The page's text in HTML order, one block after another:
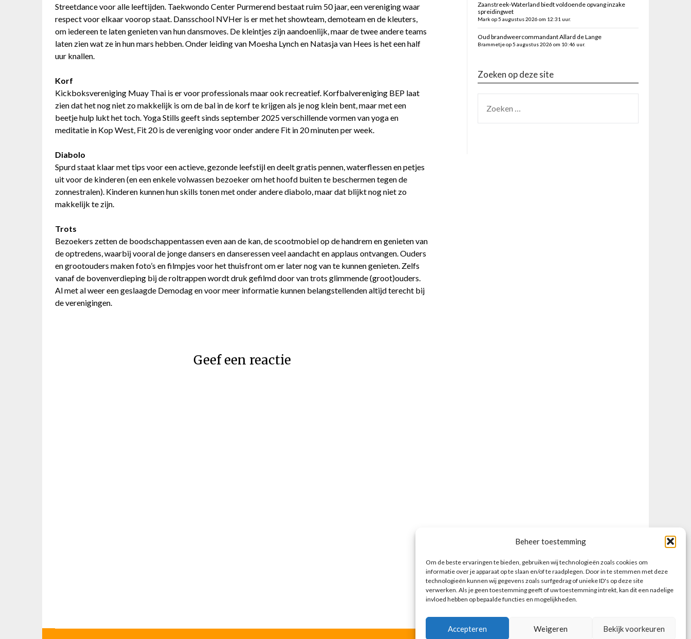
Beheer toestemming
Om de beste ervaringen te bieden, gebruiken wij technologieën zoals cookies om
informatie over je apparaat op te slaan en/of te raadplegen. Door in te stemmen met deze
technologieën kunnen wij gegevens zoals surfgedrag of unieke ID's op deze site
verwerken. Als je geen toestemming geeft of uw toestemming intrekt, kan dit een nadelige
invloed hebben op bepaalde functies en mogelijkheden.
Accepteren Weigeren Bekijk voorkeuren
Streetdance voor alle leeftijden. Taekwondo Center Purmerend bestaat ruim 50 jaar, een vereniging waar
respect voor elkaar voorop staat. Dansschool NVHer is er met het showteam, demoteam en de kleuters,
om iedereen te laten genieten van hun dansmoves. De kleintjes zijn aandoenlijk, maar de twee andere teams
laten zien wat ze in hun mars hebben. Onder leiding van Moesha Lynch en Natasja van Hees is het een half
uur knallen.
Korf
Kickboksvereniging Muay Thai is er voor professionals maar ook recreatief. Korfbalvereniging BEP laat
zien dat het nog niet zo makkelijk is om de bal in de korf te krijgen als je nog klein bent, maar met een
beetje hulp lukt het toch. Yoga Stills geeft sinds september 2025 verschillende vormen van yoga en
meditatie in Kop West, Fit 20 is de vereniging voor onder andere Fit in 20 minuten per week.
Diabolo
Spurd staat klaar met tips voor een actieve, gezonde leefstijl en deelt gratis pennen, waterflessen en petjes
uit voor de kinderen (en een enkele volwassen bezoeker om het hoofd buiten te beschermen tegen de
zonnestralen). Kinderen kunnen hun skills tonen met onder andere diabolo, maar dat blijkt nog niet zo
makkelijk te zijn.
Trots
Bezoekers zetten de boodschappentassen even aan de kan, de scootmobiel op de handrem en genieten van
de optredens, waarbij vooral de jonge dansers en danseressen veel aandacht en applaus ontvangen. Ouders
en grootouders maken foto’s en filmpjes voor het thuisfront om er later nog van te kunnen genieten. Zelfs
vanaf de bovenverdieping bij de roltrappen wordt druk gefilmd door van trots glimmende (groot)ouders.
Al met al weer een geslaagde Demodag en voor meer informatie kunnen belangstellenden altijd terecht bij
de verenigingen.
Geef een reactie
Zaanstreek-Waterland biedt voldoende opvang inzake
spreidingwet
Mark op 5 augustus 2026 om 12:31 uur.
Oud brandweercommandant Allard de Lange
Brammetje op 5 augustus 2026 om 10:46 uur.
Zoeken op deze site